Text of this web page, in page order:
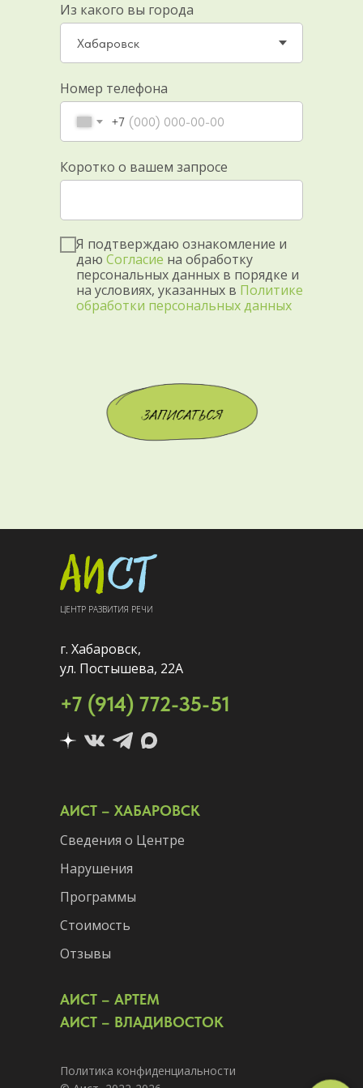
Из какого вы города
Номер телефона
+7
Коротко о вашем запросе
Я подтверждаю ознакомление и
даю Согласие на обработку
персональных данных в порядке и
на условиях, указанных в Политике
обработки персональных данных
+7 (914) 772-35-51
АИСТ – АРТЕМ
г. Хабаровск,
ул. Постышева, 22А
АИСТ – ХАБАРОВСК
ЦЕНТР РАЗВИТИЯ РЕЧИ
Сведения о Центре
Нарушения
Программы
Стоимость
Отзывы
Политика конфиденциальности
АИСТ – ВЛАДИВОСТОК